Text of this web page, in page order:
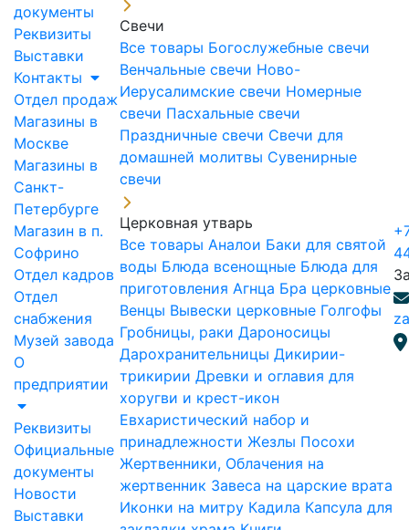
документы
Реквизиты
Выставки
Контакты
Отдел продаж
Магазины в
Москве
Магазины в
Санкт-
Петербурге
Магазин в п.
Софрино
Отдел кадров
Отдел
снабжения
Музей завода
О
предприятии
Реквизиты
Официальные
документы
Новости
Выставки
Свечи
Все товары Богослужебные свечи
Венчальные свечи Ново-
Иерусалимские свечи Номерные
свечи Пасхальные свечи
Праздничные свечи Свечи для
домашней молитвы Сувенирные
свечи
Церковная утварь
Все товары Аналои Баки для святой
воды Блюда всенощные Блюда для
приготовления Агнца Бра церковные
Венцы Вывески церковные Голгофы
Гробницы, раки Дароносицы
Дарохранительницы Дикирии-
трикирии Древки и оглавия для
хоругви и крест-икон
Евхаристический набор и
принадлежности Жезлы Посохи
Жертвенники, Облачения на
жертвенник Завеса на царские врата
Иконки на митру Кадила Капсула для